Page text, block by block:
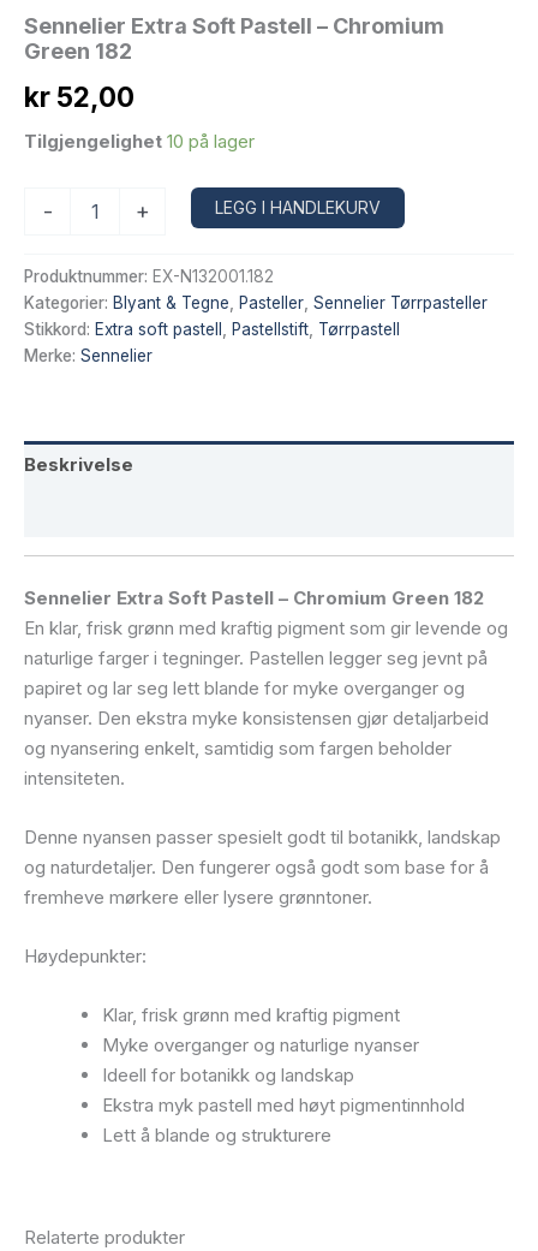
Sennelier Extra Soft Pastell – Chromium
Green 182
kr 52,00
Tilgjengelighet 10 på lager
-
Pastell
–
Chromium
Green
182
+ LEGG I HANDLEKURV
Produktnummer: EX-N132001.182
Kategorier: Blyant & Tegne Pasteller Sennelier Tørrpasteller
Stikkord: Extra soft pastell Pastellstift Tørrpastell
Merke: Sennelier
Beskrivelse
Sennelier Extra Soft Pastell – Chromium Green 182
En klar, frisk grønn med kraftig pigment som gir levende og
naturlige farger i tegninger. Pastellen legger seg jevnt på
papiret og lar seg lett blande for myke overganger og
nyanser. Den ekstra myke konsistensen gjør detaljarbeid
og nyansering enkelt, samtidig som fargen beholder
intensiteten.
Denne nyansen passer spesielt godt til botanikk, landskap
og naturdetaljer. Den fungerer også godt som base for å
fremheve mørkere eller lysere grønntoner.
Høydepunkter:
Klar, frisk grønn med kraftig pigment
Myke overganger og naturlige nyanser
Ideell for botanikk og landskap
Ekstra myk pastell med høyt pigmentinnhold
Lett å blande og strukturere
Relaterte produkter